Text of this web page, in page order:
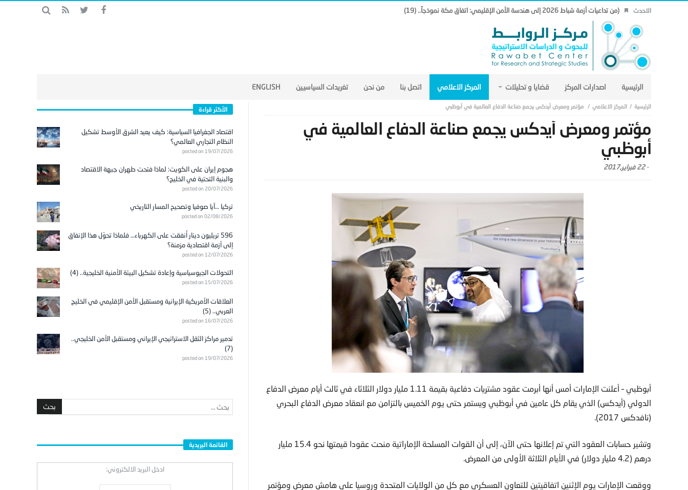
الاحدث (من تداعيات أزمة شباط 2026 إلى هندسة الأمن الإقليمي: اتفاق مكة نموذجاً.. (19)
الرئيسية اصدارات المركز قضايا و تحليلات المركز الاعلامي اتصل بنا من نحن تغريدات السياسيين ENGLISH
المركز الاعلامي مؤتمر ومعرض أيدكس يجمع صناعة الدفاع العالمية في أبوظبي
مؤتمر ومعرض أيدكس يجمع صناعة الدفاع العالمية في
أبوظبي
-22 فبراير,2017
أبوظبي – أعلنت الإمارات أمس أنها أبرمت عقود مشتريات دفاعية بقيمة 1.11 مليار دولار الثلاثاء في ثالث أيام معرض الدفاع
الدولي (أيدكس) الذي يقام كل عامين في أبوظبي ويستمر حتى يوم الخميس بالتزامن مع انعقاد معرض الدفاع البحري
(نافدكس 2017).
وتشير حسابات العقود التي تم إعلانها حتى الآن، إلى أن القوات المسلحة الإماراتية منحت عقودا قيمتها نحو 15.4 مليار
درهم (4.2 مليار دولار) في الأيام الثلاثة الأولى من المعرض.
ووقعت الإمارات يوم الإثنين اتفاقيتين للتعاون العسكري مع كل من الولايات المتحدة وروسيا على هامش معرض ومؤتمر
الأكثر قراءة
اقتصاد الجغرافيا السياسية: كيف يعيد الشرق الأوسط تشكيل
النظام التجاري العالمي؟
posted on 19/07/2026
هجوم إيران على الكويت: لماذا فتحت طهران جبهة الاقتصاد
والبنية التحتية في الخليج؟
posted on 20/07/2026
تركيا …آيا صوفيا وتصحيح المسار التاريخي
posted on 02/08/2026
596 تريليون دينار أُنفقت على الكهرباء… فلماذا تحوّل هذا الإنفاق
إلى أزمة اقتصادية مزمنة؟
posted on 12/07/2026
التحولات الجيوسياسية وإعادة تشكيل البيئة الأمنية الخليجية.. (4)
posted on 15/07/2026
العلاقات الأمريكية الإيرانية ومستقبل الأمن الإقليمي في الخليج
العربي.. (5)
posted on 16/07/2026
تدمير مراكز الثقل الاستراتيجي الإيراني ومستقبل الأمن الخليجي..
(7)
posted on 19/07/2026
القائمة البريدية
ادخل البريد الالكتروني: